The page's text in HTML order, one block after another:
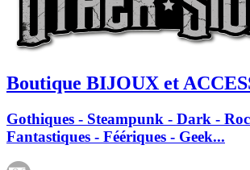
Boutique BIJOUX et
Gothiques - Steampunk - Dark -
Fantastiques - Féériques - Geek...